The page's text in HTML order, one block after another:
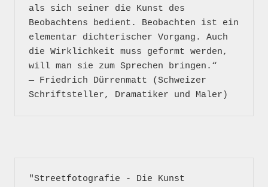
als sich seiner die Kunst des
Beobachtens bedient. Beobachten ist ein
elementar dichterischer Vorgang. Auch
die Wirklichkeit muss geformt werden,
will man sie zum Sprechen bringen.“
― Friedrich Dürrenmatt (Schweizer
"Streetfotografie - Die Kunst